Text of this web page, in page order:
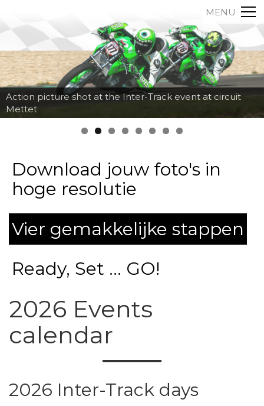
MENU
Action picture shot at the Inter-Track event at circuit
Mettet
Download jouw foto's in
hoge resolutie
Vier gemakkelijke stappen
Ready, Set ... GO!
2026 Events
calendar
2026 Inter-Track days